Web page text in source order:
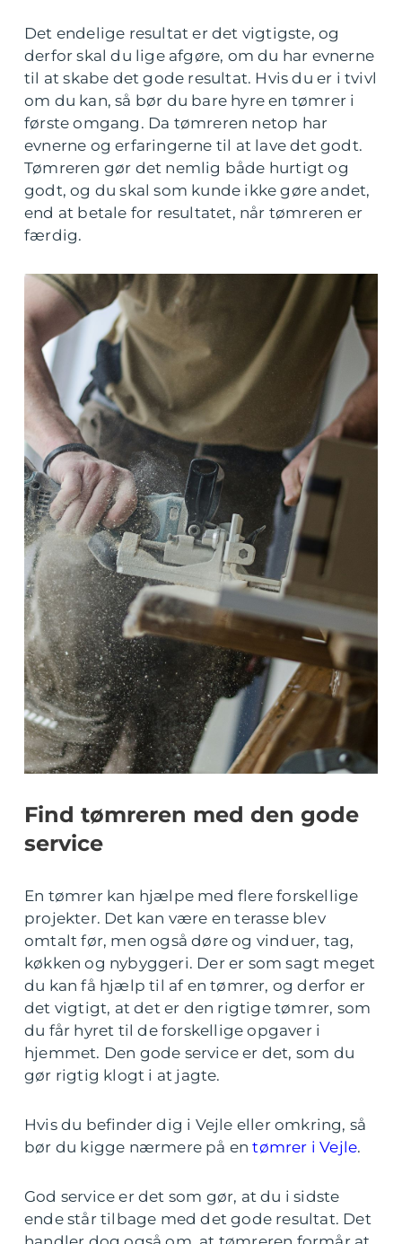
Det endelige resultat er det vigtigste, og
derfor skal du lige afgøre, om du har evnerne
til at skabe det gode resultat. Hvis du er i tvivl
om du kan, så bør du bare hyre en tømrer i
første omgang. Da tømreren netop har
evnerne og erfaringerne til at lave det godt.
Tømreren gør det nemlig både hurtigt og
godt, og du skal som kunde ikke gøre andet,
end at betale for resultatet, når tømreren er
færdig.
Find tømreren med den gode
service
En tømrer kan hjælpe med flere forskellige
projekter. Det kan være en terasse blev
omtalt før, men også døre og vinduer, tag,
køkken og nybyggeri. Der er som sagt meget
du kan få hjælp til af en tømrer, og derfor er
det vigtigt, at det er den rigtige tømrer, som
du får hyret til de forskellige opgaver i
hjemmet. Den gode service er det, som du
gør rigtig klogt i at jagte.
Hvis du befinder dig i Vejle eller omkring, så
bør du kigge nærmere på entømrer i Vejle.
God service er det som gør, at du i sidste
ende står tilbage med det gode resultat. Det